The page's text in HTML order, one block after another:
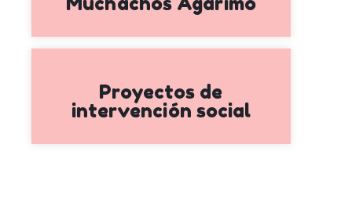
Proyectos de
intervención social